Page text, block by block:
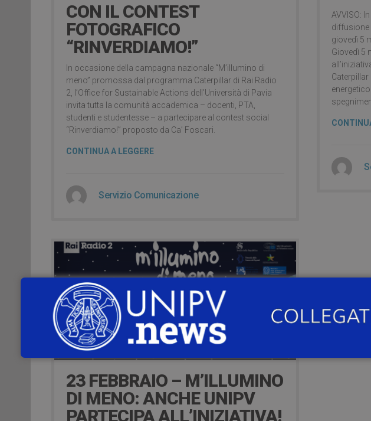
CON IL CONTEST
FOTOGRAFICO
“RINVERDIAMO!”
In occasione della campagna nazionale “M’illumino di
meno” promossa dal programma Caterpillar di Rai Radio
2, l’Office for Sustainable Actions dell’Università di Pavia
invita tutta la comunità accademica – docenti, PTA,
studenti e studentesse – a partecipare al contest social
“Rinverdiamo!” proposto da Ca’ Foscari.
CONTINUA A LEGGERE
Servizio Comunicazione
AVVISO:
diffusione
giovedì 5
Giovedì 5
8 years ago
23 FEBBRAIO – M’ILLUMINO
DI MENO: ANCHE UNIPV
PARTECIPA ALL’INIZIATIVA!